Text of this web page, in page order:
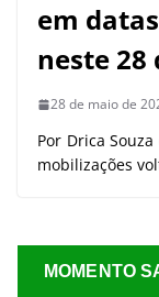
em
neste 28
28 de maio de
Por Drica
mobilizações
MOMENTO